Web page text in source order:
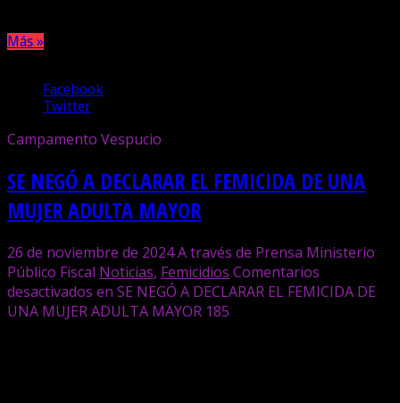
Más »
Facebook
Twitter
Campamento Vespucio
SE NEGÓ A DECLARAR EL FEMICIDA DE UNA
MUJER ADULTA MAYOR
26 de noviembre de 2024A través de Prensa Ministerio
Público Fiscal Noticias, Femicidios Comentarios
desactivados en SE NEGÓ A DECLARAR EL FEMICIDA DE
UNA MUJER ADULTA MAYOR 185